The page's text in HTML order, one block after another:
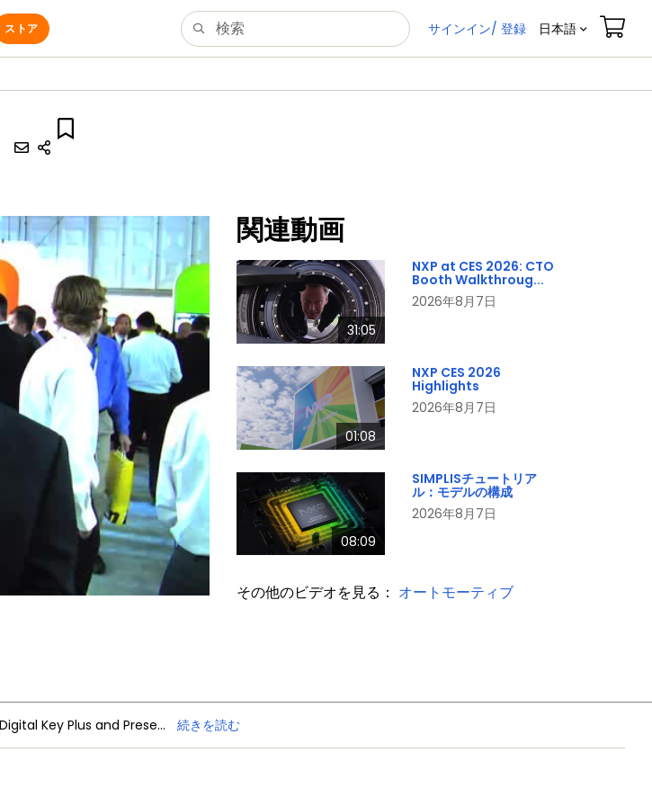
ストア サインイン/ 登録 日本語
関連動画
31:05
NXP at CES 2026: CTO
Booth Walkthroug...
2026年8月7日
01:08
NXP CES 2026
Highlights
2026年8月7日
08:09
SIMPLISチュートリア
ル：モデルの構成
2026年8月7日
その他のビデオを見る： オートモーティブ
NXP Trimension Ultra-Wideband Powers BMW Group’s Digital Key Plus and Presence Detection 続きを読む